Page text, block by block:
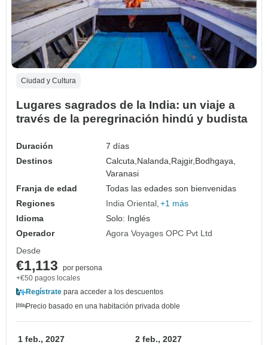
Ciudad y Cultura
Lugares sagrados de la India: un viaje a
través de la peregrinación hindú y budista
Duración
7 días
Destinos
Calcuta,Nalanda,Rajgir,Bodhgaya,
Varanasi
Franja de edad
Todas las edades son bienvenidas
Regiones
India Oriental +1 más
Idioma
Solo: Inglés
Operador
Agora Voyages OPC Pvt Ltd
Desde
€1,113
por persona
+€50 pagos locales
Regístrate para acceder a los descuentos
Precio basado en una habitación privada doble
1 feb., 2027 2 feb., 2027